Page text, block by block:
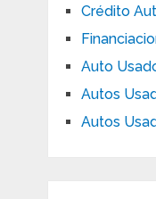
Crédito
Auto
Autos
Autos